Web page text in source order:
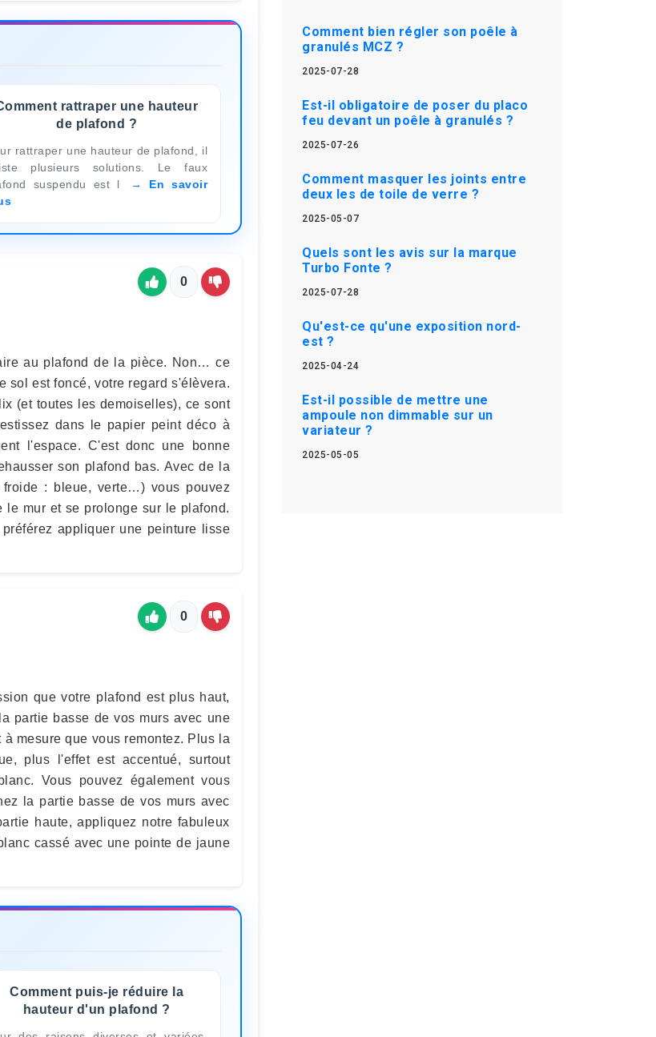
rattraper une hauteur
de plafond ?
rattraper une hauteur de plafond, il
plusieurs solutions. Le faux
suspendu est l
En savoir
0
au plafond de la pièce. Non… ce
sol est foncé, votre regard s'élèvera.
(et toutes les demoiselles), ce sont
dans le papier peint déco à
l'espace. C'est donc une bonne
son plafond bas. Avec de la
: bleue, verte…) vous pouvez
mur et se prolonge sur le plafond.
appliquer une peinture lisse
0
que votre plafond est plus haut,
partie basse de vos murs avec une
mesure que vous remontez. Plus la
plus l'effet est accentué, surtout
Vous pouvez également vous
la partie basse de vos murs avec
haute, appliquez notre fabuleux
cassé avec une pointe de jaune
Comment puis-je réduire la
hauteur d'un plafond ?
Comment bien régler son poêle à
granulés MCZ ?
2025-07-28
Est-il obligatoire de poser du placo
feu devant un poêle à granulés ?
2025-07-26
Comment masquer les joints entre
deux les de toile de verre ?
2025-05-07
Quels sont les avis sur la marque
Turbo Fonte ?
2025-07-28
Qu'est-ce qu'une exposition nord-
est ?
2025-04-24
Est-il possible de mettre une
ampoule non dimmable sur un
variateur ?
2025-05-05